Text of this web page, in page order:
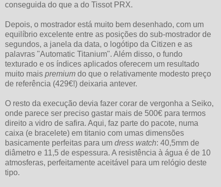
conseguida do que a do Tissot PRX.
Depois, o mostrador está muito bem desenhado, com um
equilíbrio excelente entre as posições do sub-mostrador de
segundos, a janela da data, o logótipo da Citizen e as
palavras "Automatic Titanium". Além disso, o fundo
texturado e os índices aplicados oferecem um resultado
muito mais premium do que o relativamente modesto preço
de referência (429€!) deixaria antever.
O resto da execução devia fazer corar de vergonha a Seiko,
onde parece ser preciso gastar mais de 500€ para termos
direito a vidro de safira. Aqui, faz parte do pacote, numa
caixa (e bracelete) em titanio com umas dimensões
basicamente perfeitas para um dress watch: 40,5mm de
diâmetro e 11,5 de espessura. A resistência à água é de 10
atmosferas, perfeitamente aceitável para um relógio deste
tipo.